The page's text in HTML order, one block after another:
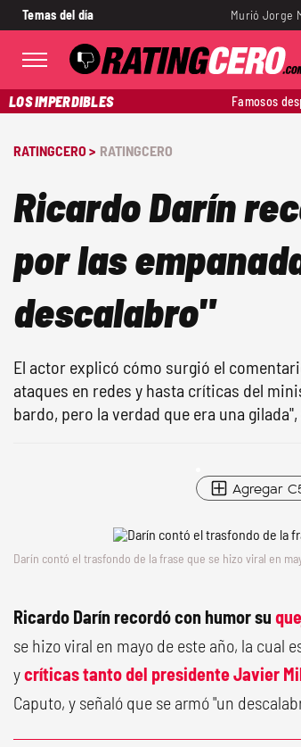
Temas del día Murió Jorge
LOS IMPERDIBLES Famosos
RATINGCERO > RATINGCERO
Ricardo Darín
por las
descalabro"
El actor explicó cómo surgió el
ataques en redes y hasta críticas del
bardo, pero la verdad que era una
Agregar
Darín contó el trasfondo de la frase que se hizo viral en
Ricardo Darín recordó con humor su
se hizo viral en mayo de este año, la cual
ycríticas tanto del presidente Javier
Caputo, y señaló que se armó "un